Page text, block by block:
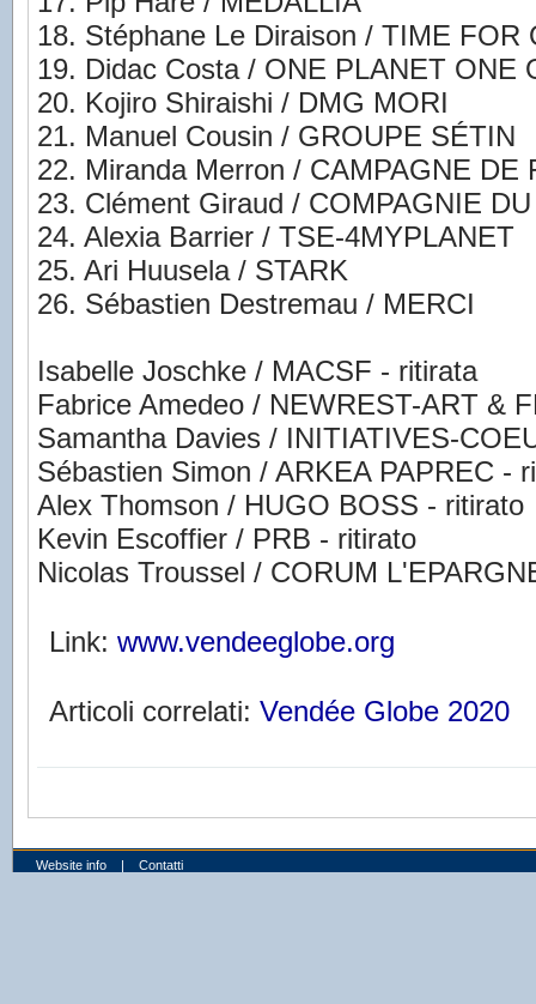
18. Stéphane Le Diraison / TIME FOR
19. Didac Costa / ONE PLANET ONE
20. Kojiro Shiraishi / DMG MORI
21. Manuel Cousin / GROUPE SÉTIN
22. Miranda Merron / CAMPAGNE DE
23. Clément Giraud / COMPAGNIE
24. Alexia Barrier / TSE-4MYPLANET
25. Ari Huusela / STARK
26. Sébastien Destremau / MERCI
Isabelle Joschke / MACSF - ritirata
Fabrice Amedeo / NEWREST-ART &
Samantha Davies / INITIATIVES-
Sébastien Simon / ARKEA PAPREC -
Alex Thomson / HUGO BOSS - ritirato
Kevin Escoffier / PRB - ritirato
Nicolas Troussel / CORUM
Link: www.vendeeglobe.org
Articoli correlati: Vendée Globe 2020
Website info | Contatti